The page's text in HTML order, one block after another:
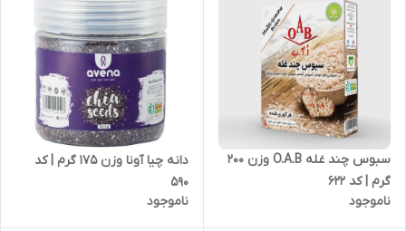
سبوس چند غله O.A.B وزن 200
گرم | کد 622
ناموجود
دانه چیا آونا وزن 175 گرم | کد
590
ناموجود